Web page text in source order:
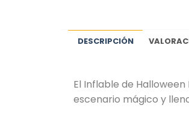
DESCRIPCIÓN
El Inflable de
escenario mágico y